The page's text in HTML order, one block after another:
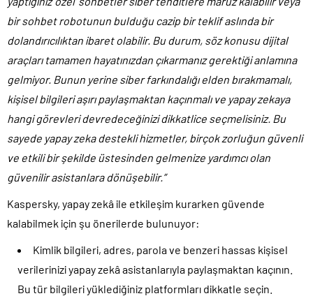
bir sohbet robotunun bulduğu cazip bir teklif aslında bir
dolandırıcılıktan ibaret olabilir. Bu durum, söz konusu dijital
araçları tamamen hayatınızdan çıkarmanız gerektiği anlamına
gelmiyor. Bunun yerine siber farkındalığı elden bırakmamalı,
kişisel bilgileri aşırı paylaşmaktan kaçınmalı ve yapay zekaya
hangi görevleri devredeceğinizi dikkatlice seçmelisiniz. Bu
sayede yapay zeka destekli hizmetler, birçok zorluğun güvenli
ve etkili bir şekilde üstesinden gelmenize yardımcı olan
güvenilir asistanlara dönüşebilir.”
Kaspersky, yapay zekâ ile etkileşim kurarken güvende
kalabilmek için şu önerilerde bulunuyor:
Kimlik bilgileri, adres, parola ve benzeri hassas kişisel
verilerinizi yapay zekâ asistanlarıyla paylaşmaktan kaçının.
Bu tür bilgileri yüklediğiniz platformları dikkatle seçin.